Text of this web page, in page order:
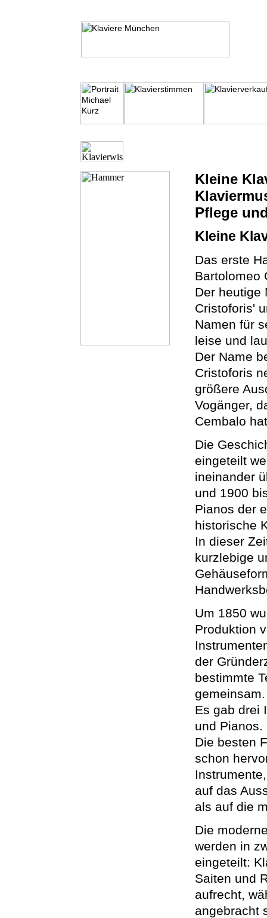
Kleine
Pflege
Kleine
Das erste
Bartolomeo
Der heutige
Cristoforis'
Namen für
leise und
Der Name
Cristoforis
größere
Vogänger,
Cembalo
Die
eingeteilt
ineinander
und 1900
Pianos der
historische
In dieser
kurzlebige
Um 1850
Produktion
der
bestimmte
gemeinsam.
Es gab drei
und Pianos.
Die besten
schon
auf das
als auf die
Die
werden in
eingeteilt:
Saiten und
aufrecht,
angebracht